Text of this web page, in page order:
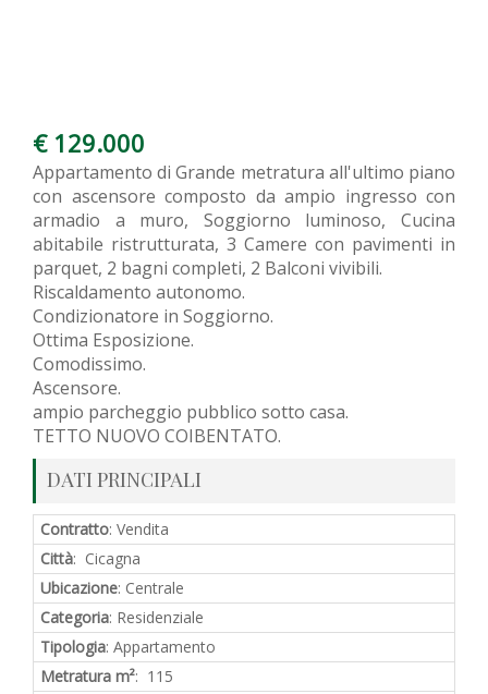
€ 129.000
Appartamento di Grande metratura all'ultimo piano
con ascensore composto da ampio ingresso con
armadio a muro, Soggiorno luminoso, Cucina
abitabile ristrutturata, 3 Camere con pavimenti in
parquet, 2 bagni completi, 2 Balconi vivibili.
Riscaldamento autonomo.
Condizionatore in Soggiorno.
Ottima Esposizione.
Comodissimo.
Ascensore.
ampio parcheggio pubblico sotto casa.
TETTO NUOVO COIBENTATO.
DATI PRINCIPALI
Contratto: Vendita
Città: Cicagna
Ubicazione: Centrale
Categoria: Residenziale
Tipologia: Appartamento
Metratura m²: 115